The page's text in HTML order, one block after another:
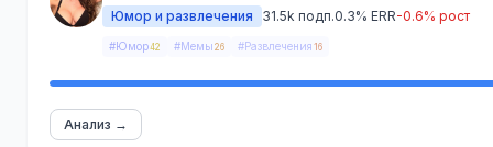
Юмор и развлечения 31.5k подп.0.3% ERR-0.6% рост
#Юмор42 #Мемы 26 #Развлечения 16
Анализ →